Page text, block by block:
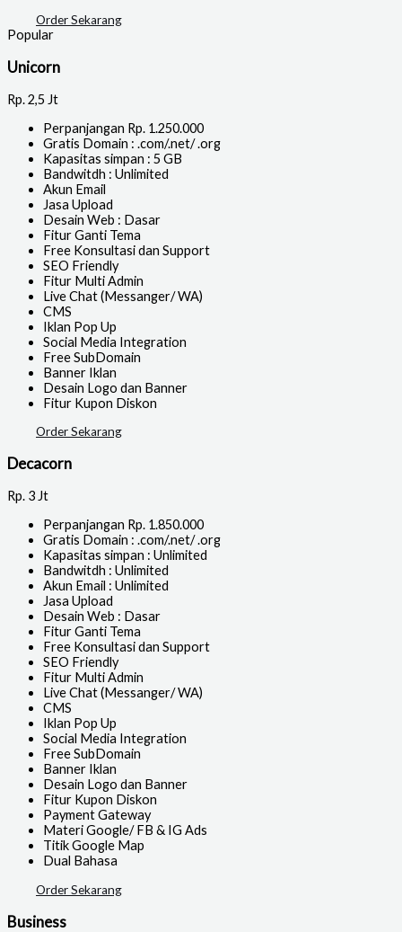
Order Sekarang
Popular
Unicorn
Rp.2,5 Jt
Perpanjangan Rp. 1.250.000
Gratis Domain : .com/.net/ .org
Kapasitas simpan : 5 GB
Bandwitdh : Unlimited
Akun Email
Jasa Upload
Desain Web : Dasar
Fitur Ganti Tema
Free Konsultasi dan Support
SEO Friendly
Fitur Multi Admin
Live Chat (Messanger/ WA)
CMS
Iklan Pop Up
Social Media Integration
Free SubDomain
Banner Iklan
Desain Logo dan Banner
Fitur Kupon Diskon
Order Sekarang
Decacorn
Rp. 3 Jt
Perpanjangan Rp. 1.850.000
Gratis Domain : .com/.net/ .org
Kapasitas simpan : Unlimited
Bandwitdh : Unlimited
Akun Email : Unlimited
Jasa Upload
Desain Web : Dasar
Fitur Ganti Tema
Free Konsultasi dan Support
SEO Friendly
Fitur Multi Admin
Live Chat (Messanger/ WA)
CMS
Iklan Pop Up
Social Media Integration
Free SubDomain
Banner Iklan
Desain Logo dan Banner
Fitur Kupon Diskon
Payment Gateway
Materi Google/ FB & IG Ads
Titik Google Map
Dual Bahasa
Order Sekarang
Business